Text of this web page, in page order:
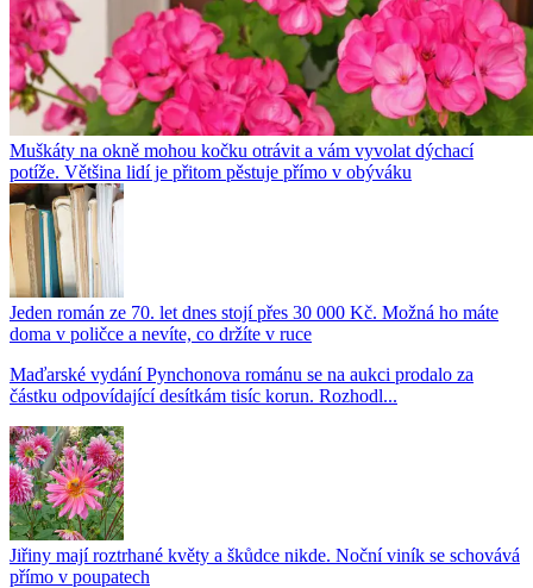
Muškáty na okně mohou kočku otrávit a vám vyvolat dýchací
potíže. Většina lidí je přitom pěstuje přímo v obýváku
Jeden román ze 70. let dnes stojí přes 30 000 Kč. Možná ho máte
doma v poličce a nevíte, co držíte v ruce
Maďarské vydání Pynchonova románu se na aukci prodalo za
částku odpovídající desítkám tisíc korun. Rozhodl...
Jiřiny mají roztrhané květy a škůdce nikde. Noční viník se schovává
přímo v poupatech